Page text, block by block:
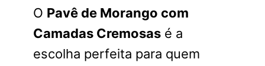
O Pavê de Morango com
Camadas Cremosas é a
escolha perfeita para quem